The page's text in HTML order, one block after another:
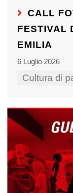
CALL
FESTIVAL
EMILIA
6 Luglio 2026
Cultura di